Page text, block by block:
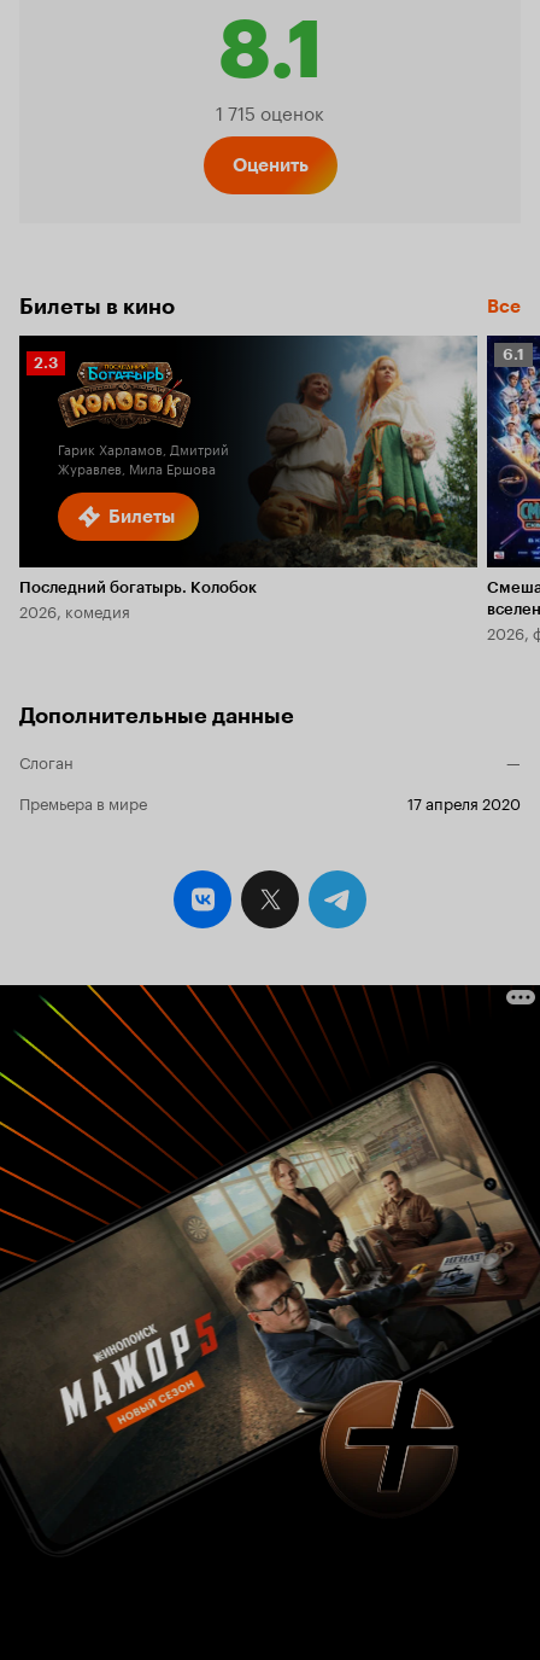
8.1
Рейтинг
1 715 оценок
Оценить
Билеты в кино Все
Билеты
Рейтинг
Кинопоиска
2.3
Гарик Харламов, Дмитрий
Журавлев, Мила Ершова
Последний богатырь. Колобок
2026, комедия
6.1
6.1
2026,
Дополнительные данные
Слоган
—
Премьера в мире
17 апреля 2020